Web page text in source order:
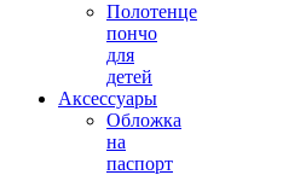
Полотенце
пончо
для
детей
Аксессуары
Обложка
на
паспорт